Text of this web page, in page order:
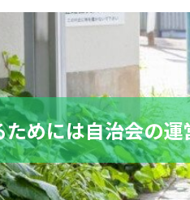
めには自治会の